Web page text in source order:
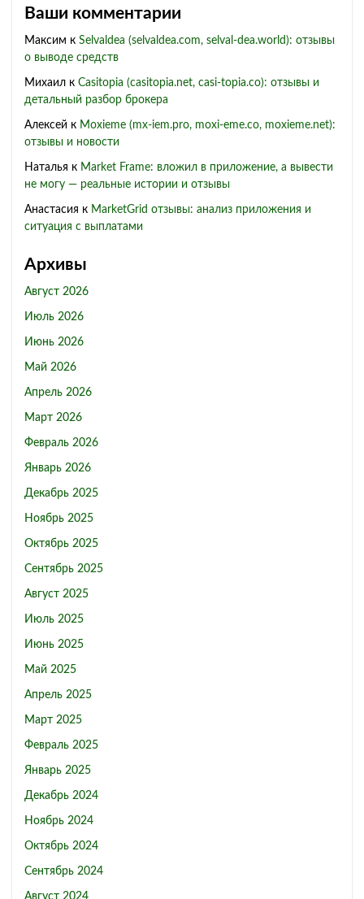
Ваши комментарии
Максим к Selvaldea (selvaldea.com, selval-dea.world): отзывы
о выводе средств
Михаил к Casitopia (casitopia.net, casi-topia.co): отзывы и
детальный разбор брокера
Алексей к Moxieme (mx-iem.pro, moxi-eme.co, moxieme.net):
отзывы и новости
Наталья к Market Frame: вложил в приложение, а вывести
не могу — реальные истории и отзывы
Анастасия к MarketGrid отзывы: анализ приложения и
ситуация с выплатами
Архивы
Август 2026
Июль 2026
Июнь 2026
Май 2026
Апрель 2026
Март 2026
Февраль 2026
Январь 2026
Декабрь 2025
Ноябрь 2025
Октябрь 2025
Сентябрь 2025
Август 2025
Июль 2025
Июнь 2025
Май 2025
Апрель 2025
Март 2025
Февраль 2025
Январь 2025
Декабрь 2024
Ноябрь 2024
Октябрь 2024
Сентябрь 2024